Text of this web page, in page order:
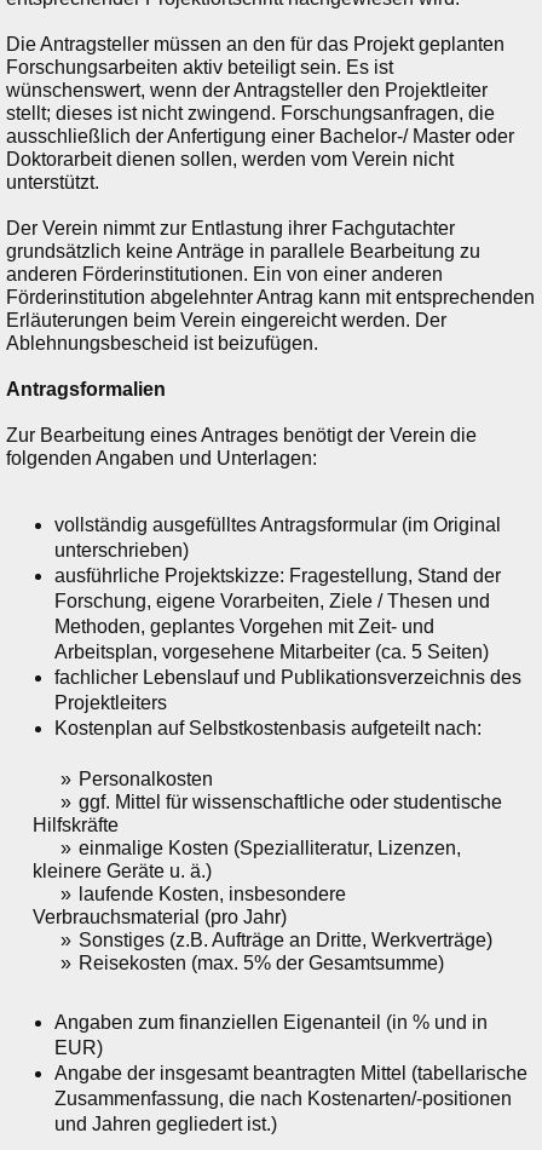
Die Antragsteller müssen an den für das Projekt geplanten
Forschungsarbeiten aktiv beteiligt sein. Es ist
wünschenswert, wenn der Antragsteller den Projektleiter
stellt; dieses ist nicht zwingend. Forschungsanfragen, die
ausschließlich der Anfertigung einer Bachelor-/ Master oder
Doktorarbeit dienen sollen, werden vom Verein nicht
unterstützt.
Der Verein nimmt zur Entlastung ihrer Fachgutachter
grundsätzlich keine Anträge in parallele Bearbeitung zu
anderen Förderinstitutionen. Ein von einer anderen
Förderinstitution abgelehnter Antrag kann mit entsprechenden
Erläuterungen beim Verein eingereicht werden. Der
Ablehnungsbescheid ist beizufügen.
Antragsformalien
Zur Bearbeitung eines Antrages benötigt der Verein die
folgenden Angaben und Unterlagen:
vollständig ausgefülltes Antragsformular (im Original
unterschrieben)
ausführliche Projektskizze: Fragestellung, Stand der
Forschung, eigene Vorarbeiten, Ziele / Thesen und
Methoden, geplantes Vorgehen mit Zeit- und
Arbeitsplan, vorgesehene Mitarbeiter (ca. 5 Seiten)
fachlicher Lebenslauf und Publikationsverzeichnis des
Projektleiters
Kostenplan auf Selbstkostenbasis aufgeteilt nach:
Personalkosten
ggf. Mittel für wissenschaftliche oder studentische
Hilfskräfte
einmalige Kosten (Spezialliteratur, Lizenzen,
kleinere Geräte u. ä.)
laufende Kosten, insbesondere
Verbrauchsmaterial (pro Jahr)
Sonstiges (z.B. Aufträge an Dritte, Werkverträge)
Reisekosten (max. 5% der Gesamtsumme)
Angaben zum finanziellen Eigenanteil (in % und in
EUR)
Angabe der insgesamt beantragten Mittel (tabellarische
Zusammenfassung, die nach Kostenarten/-positionen
und Jahren gegliedert ist.)